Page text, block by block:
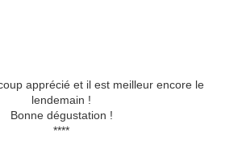
apprécié et il est meilleur encore le
lendemain !
Bonne dégustation !
****